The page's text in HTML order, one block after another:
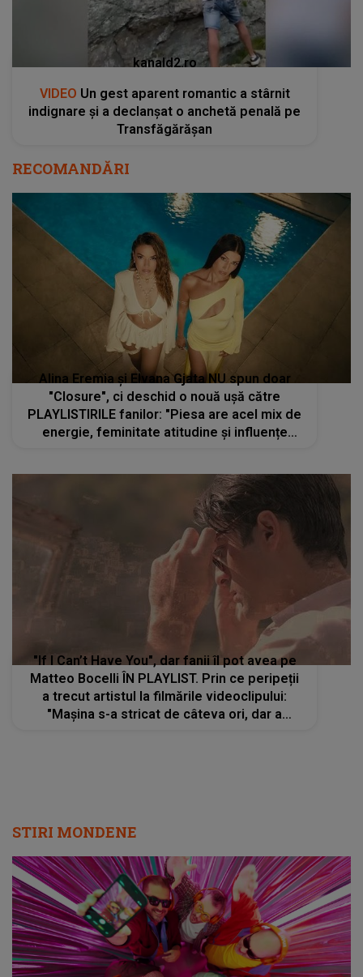
kanald2.ro
VIDEO Un gest aparent romantic a stârnit
indignare și a declanșat o anchetă penală pe
Transfăgărășan
RECOMANDĂRI
Alina Eremia și Elvana Gjata NU spun doar
"Closure", ci deschid o nouă ușă către
PLAYLISTIRILE fanilor: "Piesa are acel mix de
energie, feminitate atitudine și influențe
"If I Can’t Have You", dar fanii îl pot avea pe
Matteo Bocelli ÎN PLAYLIST. Prin ce peripeții
a trecut artistul la filmările videoclipului:
"Mașina s-a stricat de câteva ori, dar a
STIRI MONDENE